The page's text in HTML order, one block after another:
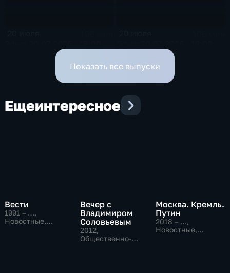
Показать все выпуски
Ещеинтересное
Вести
1991 – …,
Новостные,
Вечер с
Владимиром
Соловьевым
2012,
Общественно-
Москва. Кремль.
Путин
2018 – …,
Новостные,